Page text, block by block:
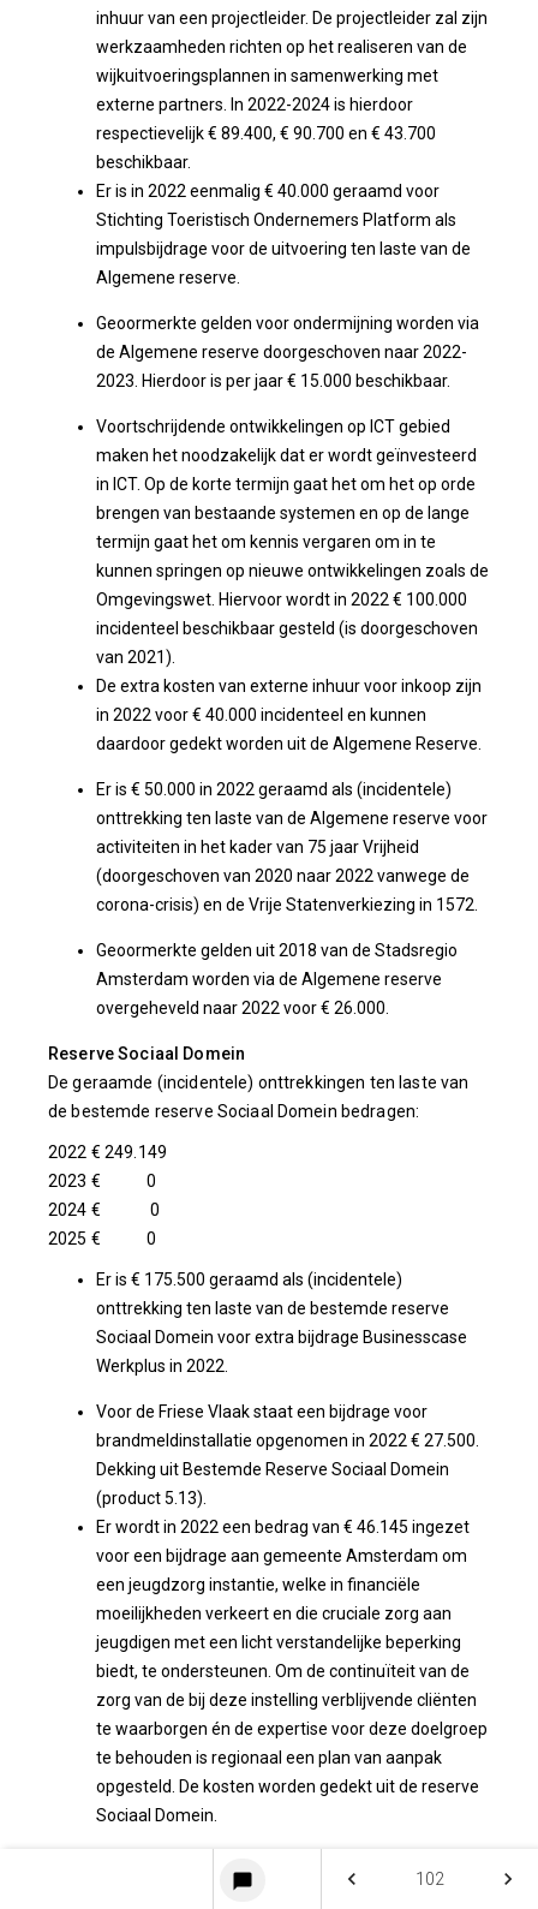
inhuur van een projectleider. De projectleider zal zijn
werkzaamheden richten op het realiseren van de
wijkuitvoeringsplannen in samenwerking met
externe partners. In 2022-2024 is hierdoor
respectievelijk € 89.400, € 90.700 en € 43.700
beschikbaar.
Er is in 2022 eenmalig € 40.000 geraamd voor
Stichting Toeristisch Ondernemers Platform als
impulsbijdrage voor de uitvoering ten laste van de
Algemene reserve.
Geoormerkte gelden voor ondermijning worden via
de Algemene reserve doorgeschoven naar 2022-
2023. Hierdoor is per jaar € 15.000 beschikbaar.
Voortschrijdende ontwikkelingen op ICT gebied
maken het noodzakelijk dat er wordt geïnvesteerd
in ICT. Op de korte termijn gaat het om het op orde
brengen van bestaande systemen en op de lange
termijn gaat het om kennis vergaren om in te
kunnen springen op nieuwe ontwikkelingen zoals de
Omgevingswet. Hiervoor wordt in 2022 € 100.000
incidenteel beschikbaar gesteld (is doorgeschoven
van 2021).
De extra kosten van externe inhuur voor inkoop zijn
in 2022 voor € 40.000 incidenteel en kunnen
daardoor gedekt worden uit de Algemene Reserve.
Er is € 50.000 in 2022 geraamd als (incidentele)
onttrekking ten laste van de Algemene reserve voor
activiteiten in het kader van 75 jaar Vrijheid
(doorgeschoven van 2020 naar 2022 vanwege de
corona-crisis) en de Vrije Statenverkiezing in 1572.
Geoormerkte gelden uit 2018 van de Stadsregio
Amsterdam worden via de Algemene reserve
overgeheveld naar 2022 voor € 26.000.
Reserve Sociaal Domein
De geraamde (incidentele) onttrekkingen ten laste van
de bestemde reserve Sociaal Domein bedragen:
2022 € 249.149
2023 € 0
2024 € 0
2025 € 0
Er is € 175.500 geraamd als (incidentele)
onttrekking ten laste van de bestemde reserve
Sociaal Domein voor extra bijdrage Businesscase
Werkplus in 2022.
Voor de Friese Vlaak staat een bijdrage voor
brandmeldinstallatie opgenomen in 2022 € 27.500.
Dekking uit Bestemde Reserve Sociaal Domein
(product 5.13).
Er wordt in 2022 een bedrag van € 46.145 ingezet
voor een bijdrage aan gemeente Amsterdam om
een jeugdzorg instantie, welke in financiële
moeilijkheden verkeert en die cruciale zorg aan
jeugdigen met een licht verstandelijke beperking
biedt, te ondersteunen. Om de continuïteit van de
zorg van de bij deze instelling verblijvende cliënten
te waarborgen én de expertise voor deze doelgroep
te behouden is regionaal een plan van aanpak
opgesteld. De kosten worden gedekt uit de reserve
Sociaal Domein.
chat_bubble keyboard_arrow_left 102 keyboard_arrow_right